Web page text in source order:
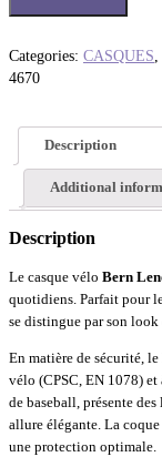
Categories: CASQUES,
4670
Description
Additional
Description
Le casque vélo Bern
quotidiens. Parfait pour
se distingue par son look
En matière de sécurité, le
vélo (CPSC, EN 1078)
de baseball, présente
allure élégante. La
une protection optimale.